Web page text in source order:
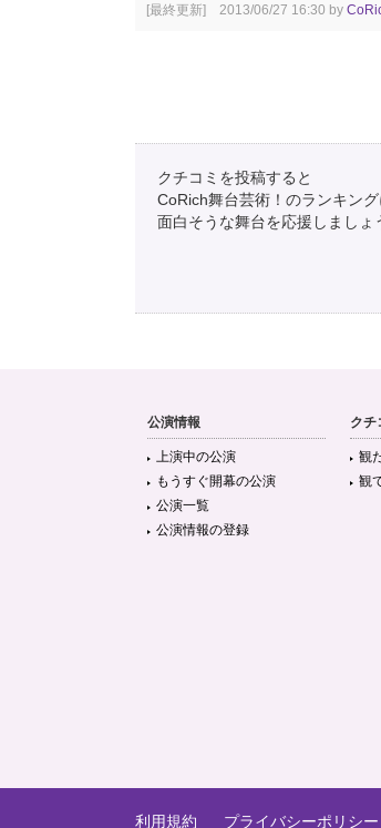
[最終更新] 2013/06/27 16:30 by
クチコミを投稿すると
CoRich舞台芸術！のランキング
面白そうな舞台を応援しましょ
公演情報
上演中の公演
もうすぐ開幕の公演
公演一覧
公演情報の登録
クチ
観
観
利用規約 プライバシーポリシー